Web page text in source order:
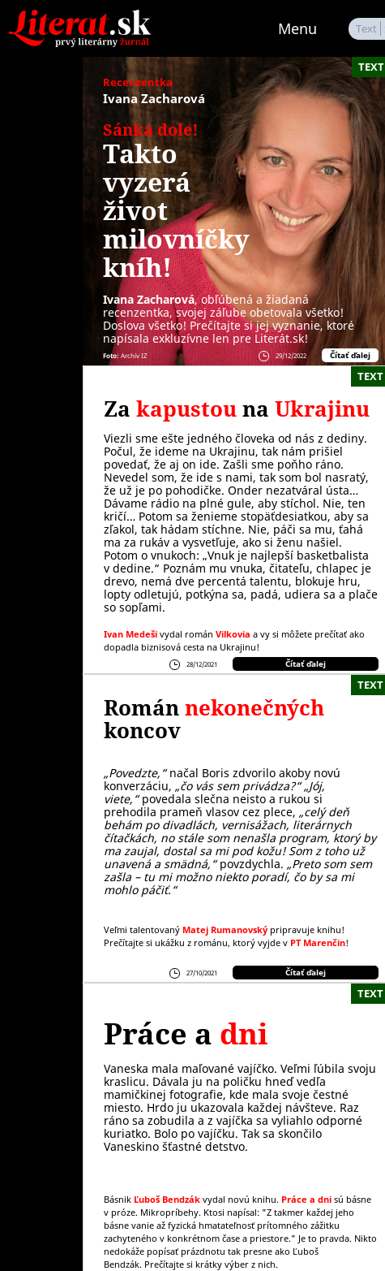
Menu Text
TEXT
Recenzentka
Ivana Zacharová
Sánka dole!
Takto
vyzerá
život
milovníčky
kníh!
Ivana Zacharová, obľúbená a žiadaná
recenzentka, svojej záľube obetovala všetko!
Doslova všetko! Prečítajte si jej vyznanie, ktoré
napísala exkluzívne len pre Literát.sk!
29/12/2022 Čítať ďalej
Foto: Archív IZ
TEXT
Za kapustouna Ukrajinu
Viezli sme ešte jedného človeka od nás z dediny.
Počul, že ideme na Ukrajinu, tak nám prišiel
povedať, že aj on ide. Zašli sme poňho ráno.
Nevedel som, že ide s nami, tak som bol nasratý,
že už je po pohodičke. Onder nezatváral ústa…
Dávame rádio na plné gule, aby stíchol. Nie, ten
kričí… Potom sa ženieme stopäťdesiatkou, aby sa
zľakol, tak hádam stíchne. Nie, páči sa mu, ťahá
ma za rukáv a vysvetľuje, ako si ženu našiel.
Potom o vnukoch: „Vnuk je najlepší basketbalista
v dedine.“ Poznám mu vnuka, čitateľu, chlapec je
drevo, nemá dve percentá talentu, blokuje hru,
lopty odletujú, potkýna sa, padá, udiera sa a plače
so sopľami.
Ivan Medeši vydal román Vilkovia a vy si môžete prečítať ako
dopadla biznisová cesta na Ukrajinu!
28/12/2021 Čítať ďalej
TEXT
Románnekonečných
koncov
„Povedzte,“načal Boris zdvorilo akoby novú
konverzáciu, „čo vás sem privádza?“ „Jój,
viete,“povedala slečna neisto a rukou si
prehodila prameň vlasov cez plece, „celý deň
behám po divadlách, vernisážach, literárnych
čítačkách, no stále som nenašla program, ktorý by
ma zaujal, dostal sa mi pod kožu! Som z toho už
unavená a smädná,“povzdychla. „Preto som sem
zašla – tu mi možno niekto poradí, čo by sa mi
mohlo páčiť.“
Veľmi talentovaný Matej Rumanovský pripravuje knihu!
Prečítajte si ukážku z románu, ktorý vyjde v PT Marenčin!
27/10/2021 Čítať ďalej
TEXT
Práce a dni
Vaneska mala maľované vajíčko. Veľmi ľúbila svoju
kraslicu. Dávala ju na poličku hneď vedľa
mamičkinej fotografie, kde mala svoje čestné
miesto. Hrdo ju ukazovala každej návšteve. Raz
ráno sa zobudila a z vajíčka sa vyliahlo odporné
kuriatko. Bolo po vajíčku. Tak sa skončilo
Vaneskino šťastné detstvo.
Básnik Ľuboš Bendzák vydal novú knihu. Práce a dni sú básne
v próze. Mikropríbehy. Ktosi napísal: "Z takmer každej jeho
básne vanie až fyzická hmatateľnosť prítomného zážitku
zachyteného v konkrétnom čase a priestore." Je to pravda. Nikto
nedokáže popísať prázdnotu tak presne ako Ľuboš
Bendzák. Prečítajte si krátky výber z nich.